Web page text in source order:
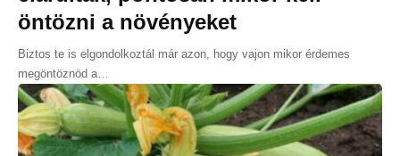
öntözni a növényeket
Biztos te is elgondolkoztál már azon, hogy vajon mikor érdemes
megöntöznöd a